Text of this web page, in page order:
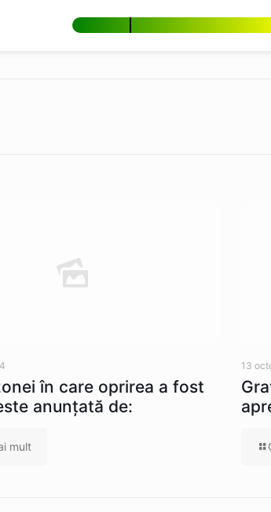
în care oprirea a fost
anunțată de:
mult
13